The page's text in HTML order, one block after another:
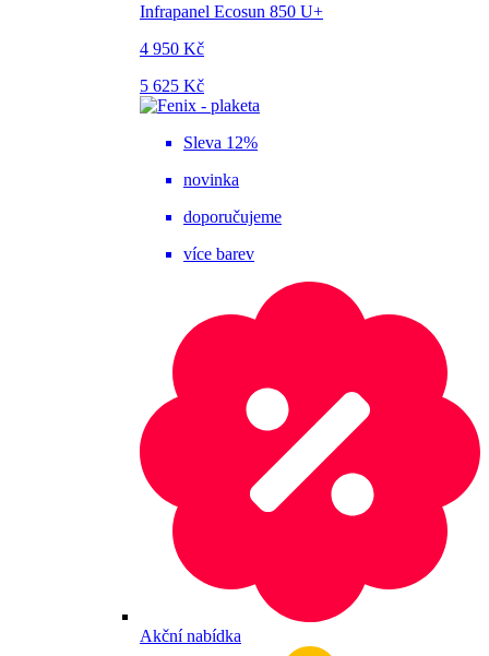
Infrapanel Ecosun 850 U+
4 950 Kč
5 625 Kč
Sleva 12%
novinka
doporučujeme
více barev
Akční nabídka